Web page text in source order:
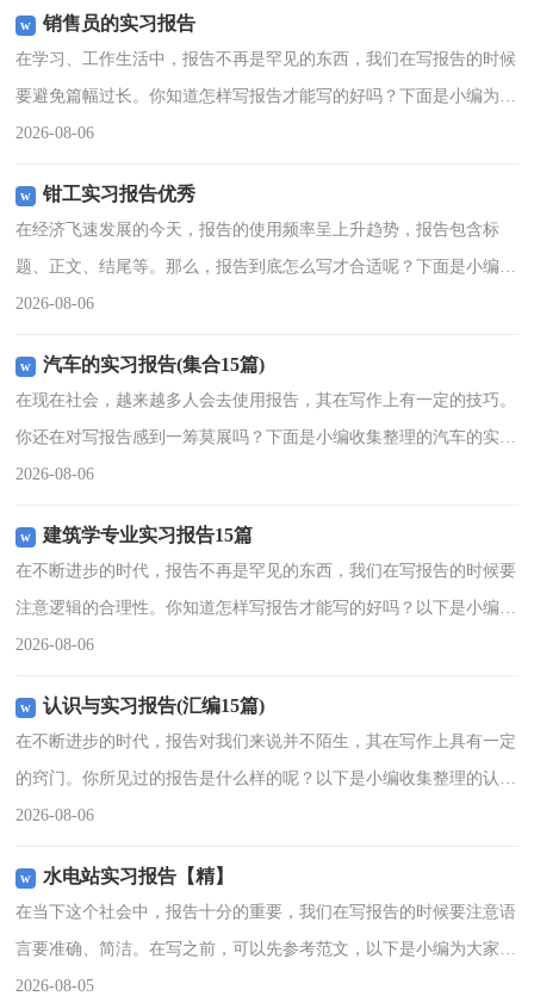
销售员的实习报告
在学习、工作生活中，报告不再是罕见的东西，我们在写报告的时候
要避免篇幅过长。你知道怎样写报告才能写的好吗？下面是小编为大
家整理的销售员的实习报告，供大家参考借鉴，希望可以帮助到有需
2026-08-06
钳工实习报告优秀
在经济飞速发展的今天，报告的使用频率呈上升趋势，报告包含标
题、正文、结尾等。那么，报告到底怎么写才合适呢？下面是小编为
大家整理的钳工实习报告优秀，欢迎阅读，希望大家能够喜欢。一、
2026-08-06
汽车的实习报告(集合15篇)
在现在社会，越来越多人会去使用报告，其在写作上有一定的技巧。
你还在对写报告感到一筹莫展吗？下面是小编收集整理的汽车的实习
报告，仅供参考，希望能够帮助到大家。汽车的实习报告1一、实习
2026-08-06
建筑学专业实习报告15篇
在不断进步的时代，报告不再是罕见的东西，我们在写报告的时候要
注意逻辑的合理性。你知道怎样写报告才能写的好吗？以下是小编收
集整理的建筑学专业实习报告，欢迎阅读，希望大家能够喜欢。建筑
2026-08-06
认识与实习报告(汇编15篇)
在不断进步的时代，报告对我们来说并不陌生，其在写作上具有一定
的窍门。你所见过的报告是什么样的呢？以下是小编收集整理的认识
与实习报告，欢迎大家分享。认识与实习报告1一、实验目的掌握煎
2026-08-06
水电站实习报告【精】
在当下这个社会中，报告十分的重要，我们在写报告的时候要注意语
言要准确、简洁。在写之前，可以先参考范文，以下是小编为大家整
理的水电站实习报告，仅供参考，欢迎大家阅读。水电站实习报告
2026-08-05